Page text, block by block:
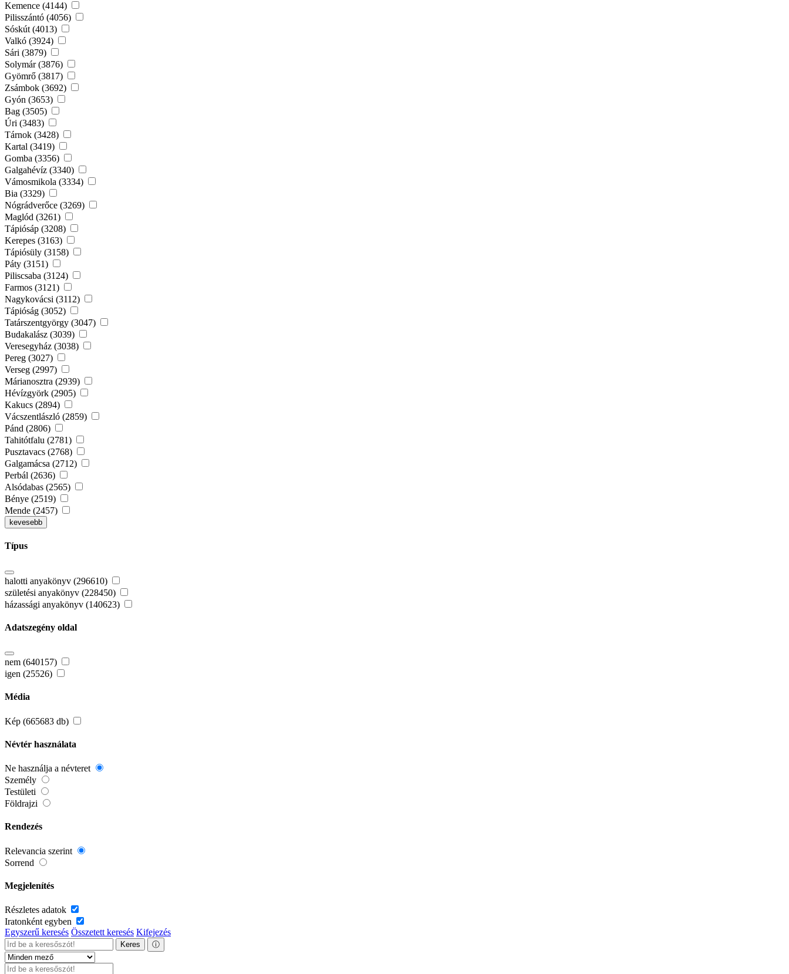
Kemence (4144)
Pilisszántó (4056)
Sóskút (4013)
Valkó (3924)
Sári (3879)
Solymár (3876)
Gyömrő (3817)
Zsámbok (3692)
Gyón (3653)
Bag (3505)
Úri (3483)
Tárnok (3428)
Kartal (3419)
Gomba (3356)
Galgahévíz (3340)
Vámosmikola (3334)
Bia (3329)
Nógrádverőce (3269)
Maglód (3261)
Tápiósáp (3208)
Kerepes (3163)
Tápiósüly (3158)
Páty (3151)
Piliscsaba (3124)
Farmos (3121)
Nagykovácsi (3112)
Tápióság (3052)
Tatárszentgyörgy (3047)
Budakalász (3039)
Veresegyház (3038)
Pereg (3027)
Verseg (2997)
Márianosztra (2939)
Hévízgyörk (2905)
Kakucs (2894)
Vácszentlászló (2859)
Pánd (2806)
Tahitótfalu (2781)
Pusztavacs (2768)
Galgamácsa (2712)
Perbál (2636)
Alsódabas (2565)
Bénye (2519)
Mende (2457)
kevesebb
Típus
halotti anyakönyv (296610)
születési anyakönyv (228450)
házassági anyakönyv (140623)
Adatszegény oldal
nem (640157)
igen (25526)
Média
Kép (665683 db)
Névtér használata
Ne használja a névteret
Személy
Testületi
Földrajzi
Rendezés
Relevancia szerint
Sorrend
Megjelenítés
Részletes adatok
Iratonként egyben
Egyszerű keresés Összetett keresés Kifejezés
Keres ⓘ